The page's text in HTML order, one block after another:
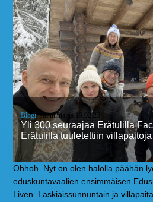
Blogi, sunnuntaina 19.02.23
Yli 300 seuraajaa Erätulilla
Erätulilla tuuletettiin
Ohhoh. Nyt on olen halolla päähän
eduskuntavaalien ensimmäisen
Liven. Laskiaissunnuntain ja